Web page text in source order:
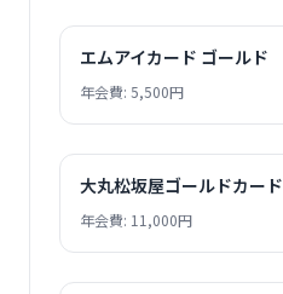
エムアイカード ゴールド
年会費: 5,500円
大丸松坂屋ゴールドカード
年会費: 11,000円